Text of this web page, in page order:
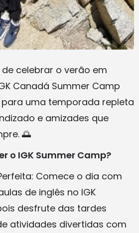
celebrar o verão em
Canadá Summer Camp
uma temporada repleta
e amizades que
🌅
o IGK Summer Camp?
Comece o dia com
de inglês no IGK
desfrute das tardes
atividades divertidas com